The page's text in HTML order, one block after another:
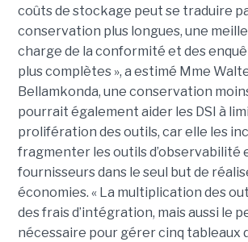
coûts de stockage peut se traduire
conservation plus longues, une
charge de la conformité et des
plus complètes », a estimé Mme
Bellamkonda, une conservation
pourrait également aider les DSI à
prolifération des outils, car elle les
fragmenter les outils
fournisseurs dans le seul but de
économies. « La multiplication des
des frais d’intégration, mais aussi le
nécessaire pour gérer cinq tableaux